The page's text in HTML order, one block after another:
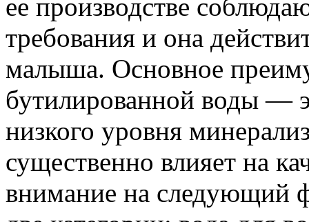
ее производстве
требования и она
малыша. Основное
бутилированной воды —
низкого уровня
существенно влияет на
внимание на следующий